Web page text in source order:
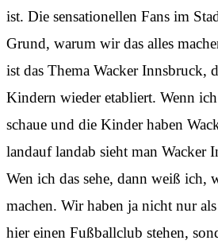
ist. Die sensationellen Fans im
Grund, warum wir das alles
ist das Thema Wacker Innsbruck,
Kindern wieder etabliert. Wenn
schaue und die Kinder haben
landauf landab sieht man Wacker
Wen ich das sehe, dann weiß ich,
machen. Wir haben ja nicht nur
hier einen Fußballclub stehen,